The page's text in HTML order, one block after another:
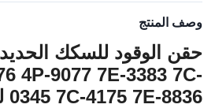
وصف المنتج
4P-9077 7E-3383 7C-